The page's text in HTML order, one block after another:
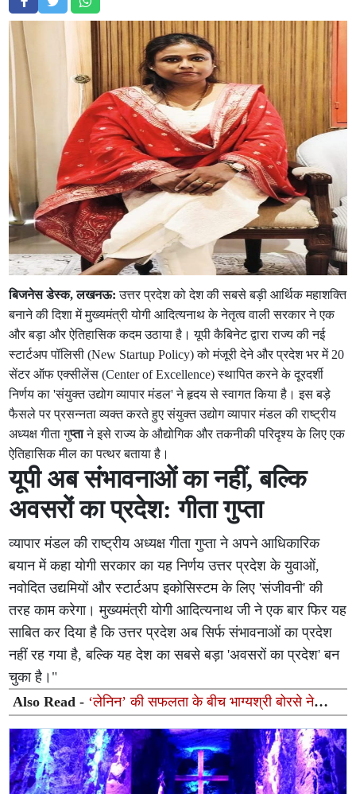
बिजनेस डेस्क, लखनऊ: उत्तर प्रदेश को देश की सबसे बड़ी आर्थिक महाशक्ति
बनाने की दिशा में मुख्यमंत्री योगी आदित्यनाथ के नेतृत्व वाली सरकार ने एक
और बड़ा और ऐतिहासिक कदम उठाया है। यूपी कैबिनेट द्वारा राज्य की नई
स्टार्टअप पॉलिसी (New Startup Policy) को मंजूरी देने और प्रदेश भर में 20
सेंटर ऑफ एक्सीलेंस (Center of Excellence) स्थापित करने के दूरदर्शी
निर्णय का 'संयुक्त उद्योग व्यापार मंडल' ने हृदय से स्वागत किया है। इस बड़े
फैसले पर प्रसन्नता व्यक्त करते हुए संयुक्त उद्योग व्यापार मंडल की राष्ट्रीय
अध्यक्ष गीता गुप्ताने इसे राज्य के औद्योगिक और तकनीकी परिदृश्य के लिए एक
ऐतिहासिक मील का पत्थर बताया है।
यूपी अब संभावनाओं का नहीं, बल्कि
अवसरों का प्रदेश: गीता गुप्ता
व्यापार मंडल की राष्ट्रीय अध्यक्ष गीता गुप्ता ने अपने आधिकारिक
बयान में कहा योगी सरकार का यह निर्णय उत्तर प्रदेश के युवाओं,
नवोदित उद्यमियों और स्टार्टअप इकोसिस्टम के लिए 'संजीवनी' की
तरह काम करेगा। मुख्यमंत्री योगी आदित्यनाथ जी ने एक बार फिर यह
साबित कर दिया है कि उत्तर प्रदेश अब सिर्फ संभावनाओं का प्रदेश
नहीं रह गया है, बल्कि यह देश का सबसे बड़ा 'अवसरों का प्रदेश' बन
चुका है।"
Also Read - ‘लेनिन’ की सफलता के बीच भाग्यश्री बोरसे ने
जाहिर की दिल की ख्वाहिश, इस साउथ सुपरस्टार के साथ जाना
चाहती हैं डिनर डेट पर